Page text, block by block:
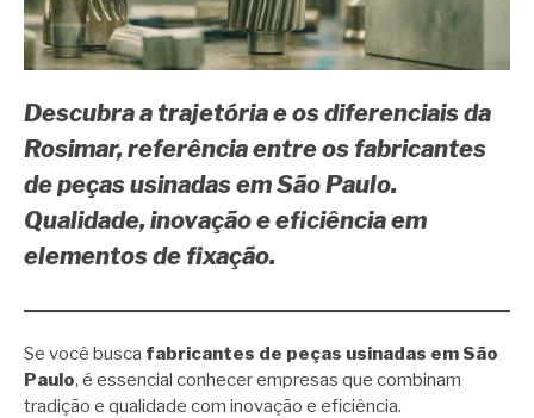
Descubra a trajetória e os diferenciais da
Rosimar, referência entre os fabricantes
de peças usinadas em São Paulo.
Qualidade, inovação e eficiência em
elementos de fixação.
Se você busca fabricantes de peças usinadas em São
Paulo, é essencial conhecer empresas que combinam
tradição e qualidade com inovação e eficiência.